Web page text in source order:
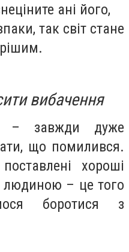
ані його,
так світ стане
вибачення
– завжди дуже
що помилився.
хороші
людиною – це того
боротися з